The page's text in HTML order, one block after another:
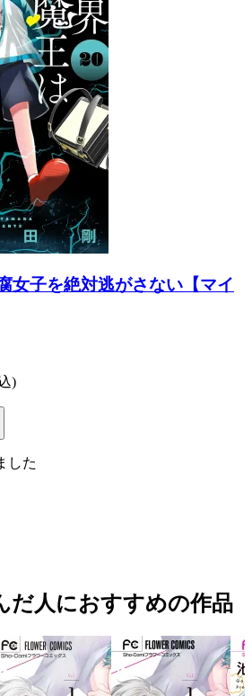
女子を絶対逃がさない【マイ
)
した
だ人におすすめの作品